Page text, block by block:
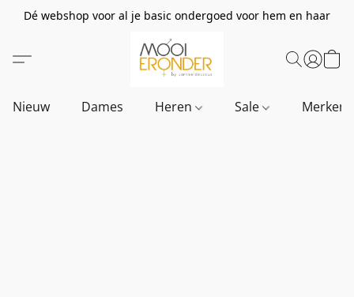
Dé webshop voor al je basic ondergoed voor hem en haar
Nieuw Dames Heren Sale Merken